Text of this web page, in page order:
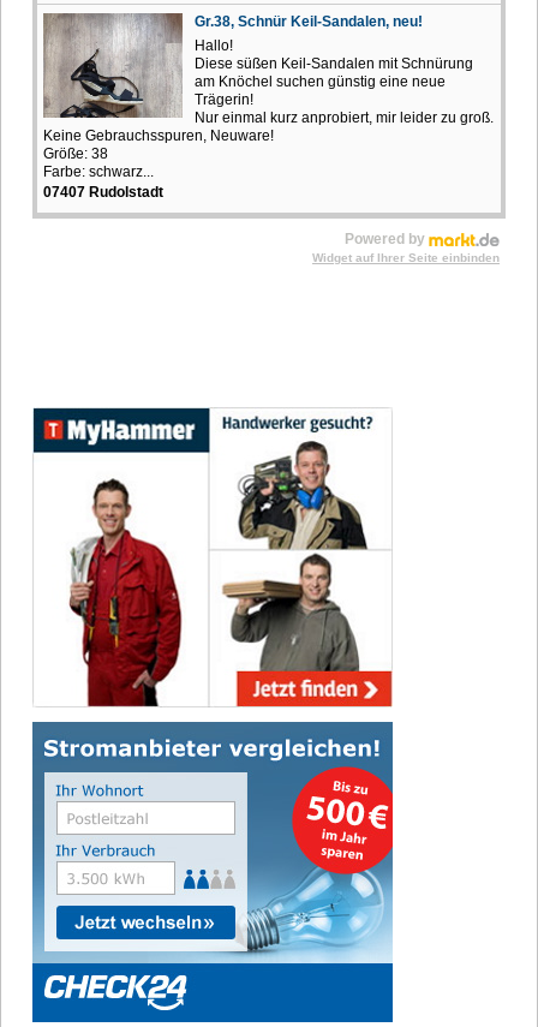
Gr.38, Schnür Keil-Sandalen, neu!
Hallo!
Diese süßen Keil-Sandalen mit Schnürung
am Knöchel suchen günstig eine neue
Trägerin!
Nur einmal kurz anprobiert, mir leider zu groß.
Keine Gebrauchsspuren, Neuware!
Größe: 38
Farbe: schwarz...
07407 Rudolstadt
Powered by
Widget auf Ihrer Seite einbinden